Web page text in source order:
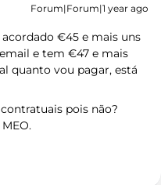
Forum|Forum|1 year ago
€45 e mais uns
e tem €47 e mais
quanto vou pagar, está
pois não?